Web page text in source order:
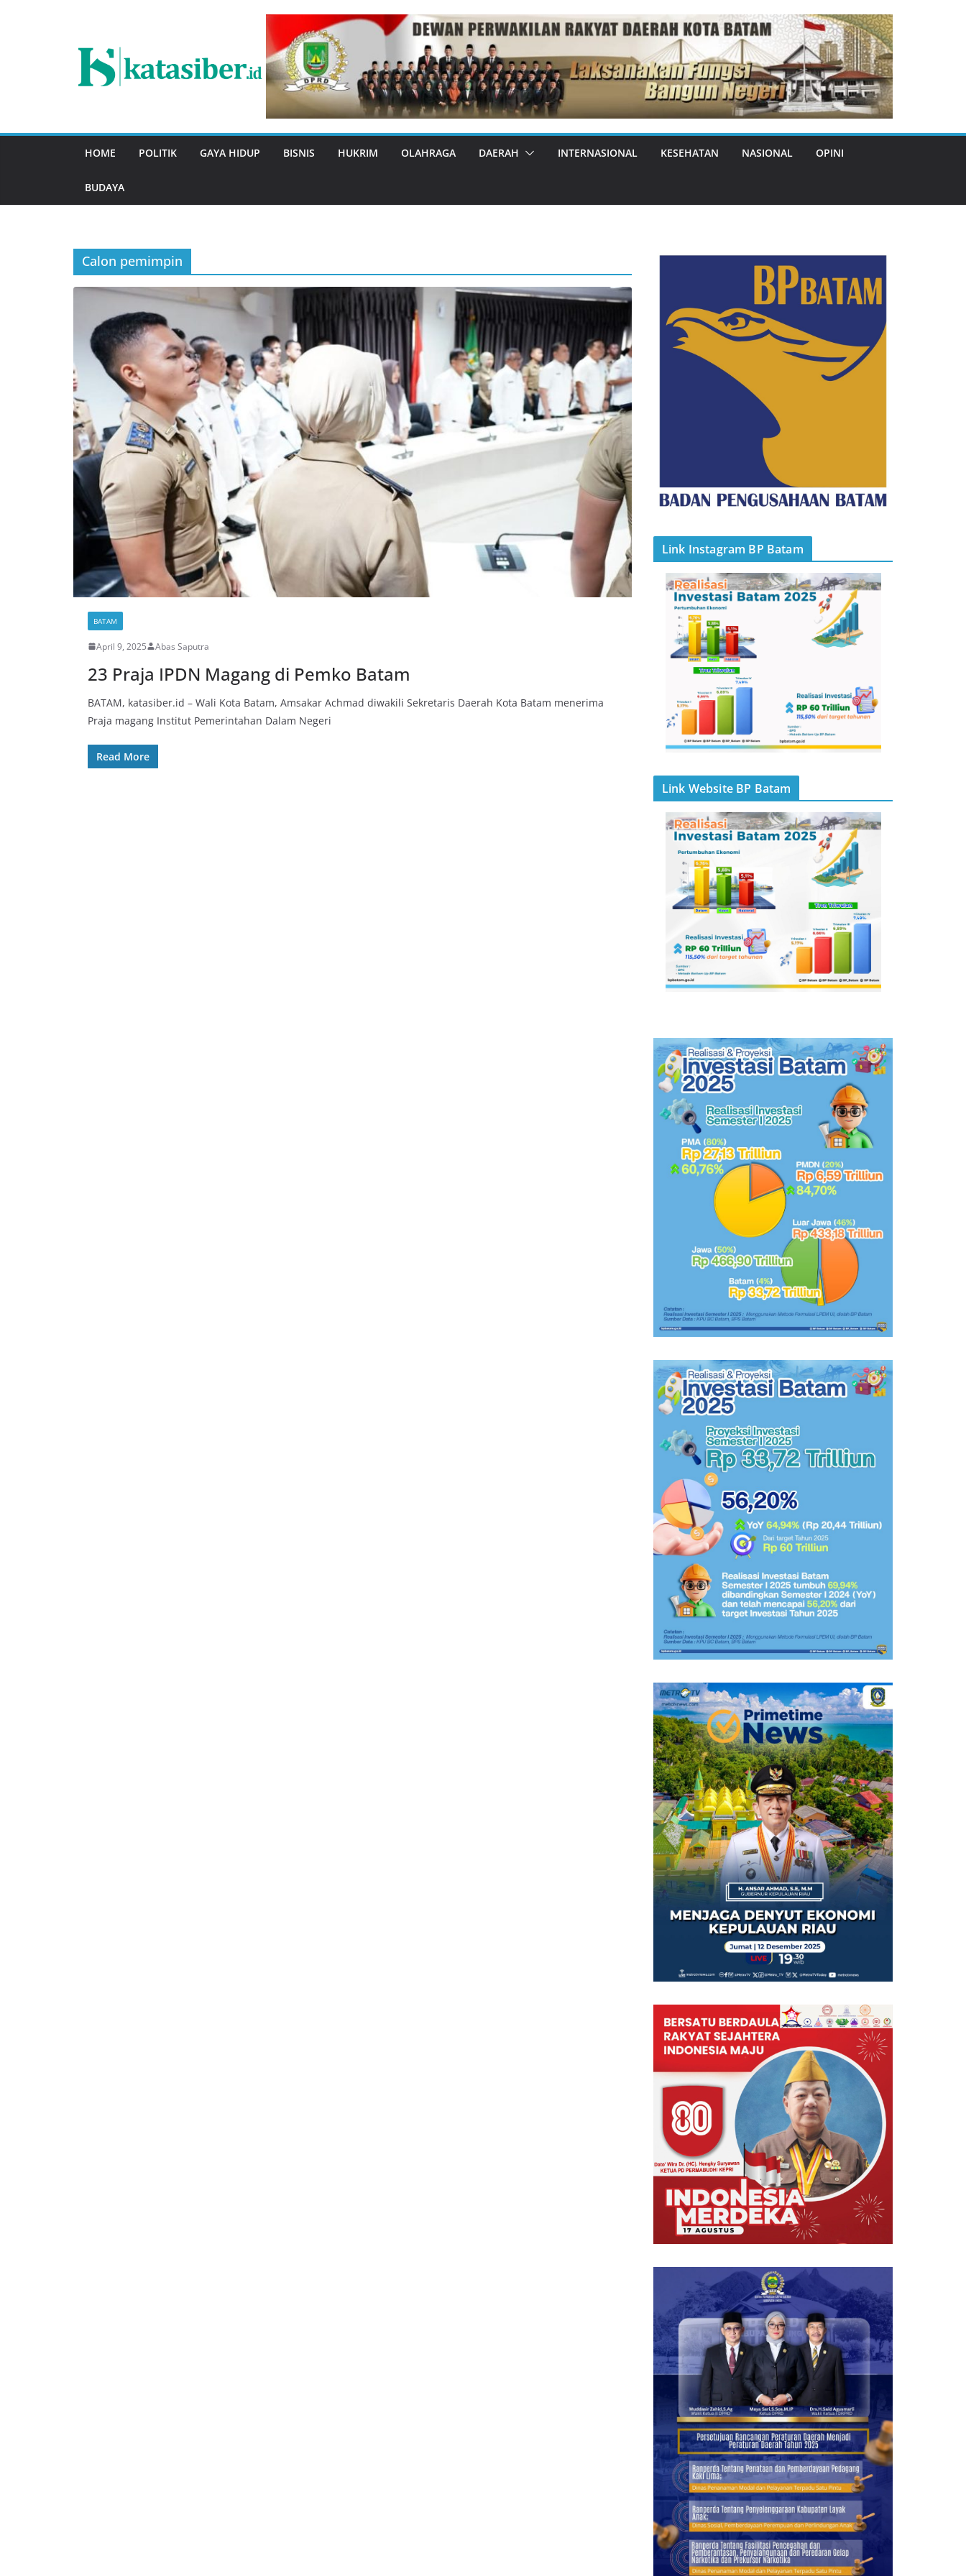
HOME POLITIK GAYA HIDUP BISNIS HUKRIM OLAHRAGA DAERAH INTERNASIONAL KESEHATAN NASIONAL OPINI
BUDAYA
Calon pemimpin
BATAM
April 9, 2025 Abas Saputra
23 Praja IPDN Magang di Pemko Batam
BATAM, katasiber.id – Wali Kota Batam, Amsakar Achmad diwakili Sekretaris Daerah Kota Batam menerima
Praja magang Institut Pemerintahan Dalam Negeri
Read More
Link Instagram BP Batam
Link Website BP Batam